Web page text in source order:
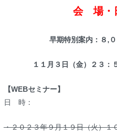
会 場
早期特別案内：８,０
１１月３ 日（金）２３：
【WEBセミナー】
日 時：
・２０２３年９月１９日（火）１